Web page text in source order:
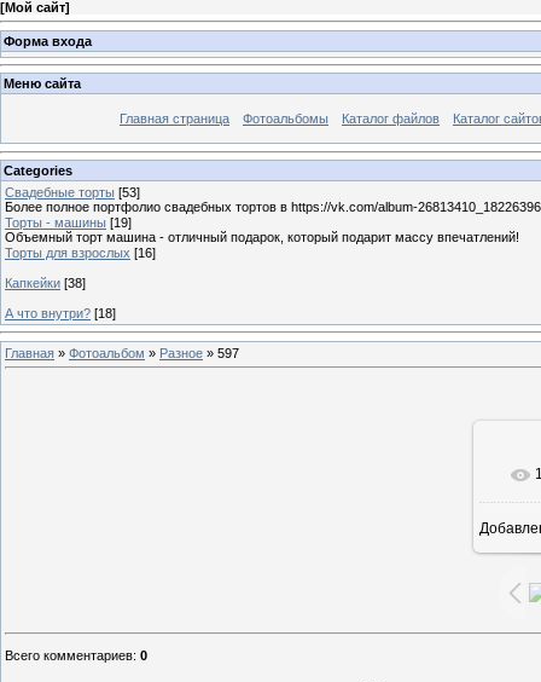
[Мой сайт]
Форма входа
Меню сайта
Главная страница Фотоальбомы Каталог файлов Каталог
Categories
Свадебные торты [53]
Более полное портфолио свадебных тортов в https://vk.com/album-
Торты - машины [19]
Объемный торт машина - отличный подарок, который подарит массу впечатлений!
Торты для взрослых [16]
Капкейки [38]
А что внутри? [18]
Главная » Фотоальбом » Разное » 597
Всего комментариев: 0